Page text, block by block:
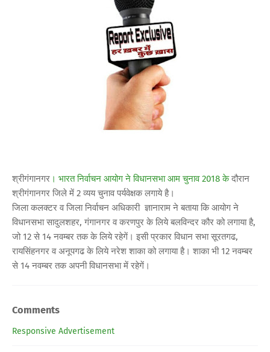
श्रीगंगानगर । भारत निर्वाचन आयोग ने विधानसभा आम चुनाव 2018 केदौरान
श्रीगंगानगर जिले में 2 व्यय चुनाव पर्यवेक्षक लगाये है।
जिला कलक्टर व जिला निर्वाचन अधिकारी ज्ञानाराम ने बताया कि आयोग ने
विधानसभा सादुलशहर, गंगानगर व करणपुर के लिये बलविन्दर कौर को लगाया है,
जो 12 से 14 नवम्बर तक के लिये रहेगें। इसी प्रकार विधान सभा सूरतगढ,
रायसिंहनगर व अनूपगढ के लिये नरेश शाका को लगाया है। शाका भी 12 नवम्बर
से 14 नवम्बर तक अपनी विधानसभा में रहेगें।
Comments
Responsive Advertisement